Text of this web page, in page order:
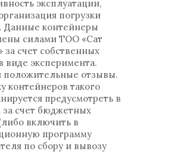
эксплуатации,
погрузки
Данные контейнеры
силами ТОО «Сат
за счет собственных
виде эксперимента.
положительные отзывы.
контейнеров такого
предусмотреть в
счет бюджетных
включить в
программу
по сбору и вывозу